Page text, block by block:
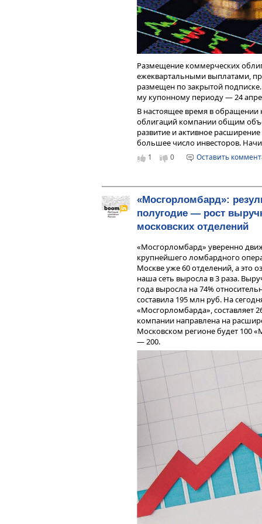
Размещение коммерческих
ежеквартальными выплатами,
размещен по закрытой
му купонному периоду — 24
В настоящее время в обращении
облигаций компании общим
развитие и активное расширение
большее число инвесторов.
облигации «Мосгорломбарда»
гарантированные выплаты
1 0 Оставить
«Мосгорломбард»:
полугодие — рост
московских отделений
«Мосгорломбард» уверенно
крупнейшего ломбардного
Москве уже 60 отделений, а это
наша сеть выросла в 3 раза.
года выросла на 74%
составила 195 млн руб. На
«Мосгорломбарда», составляет
компании направлена на
Московском регионе будет 100
— 200.